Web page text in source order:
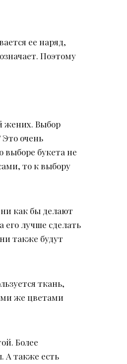
ее наряд,
Поэтому
жених. Выбор
очень
выборе букета не
то к выбору
как бы делают
его лучше сделать
также будут
ткань,
же цветами
Более
А также есть